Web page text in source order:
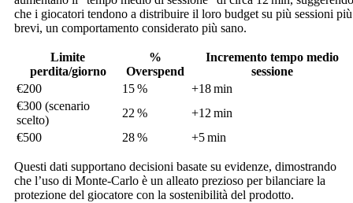
che i giocatori tendono a distribuire il loro budget su più sessioni più
brevi, un comportamento considerato più sano.
Limite
perdita/giorno
%
Overspend
Incremento tempo medio
sessione
€200
15 %
+18 min
€300 (scenario
scelto)
22 %
+12 min
€500
28 % +5 min
Questi dati supportano decisioni basate su evidenze, dimostrando
che l’uso di Monte‑Carlo è un alleato prezioso per bilanciare la
protezione del giocatore con la sostenibilità del prodotto.